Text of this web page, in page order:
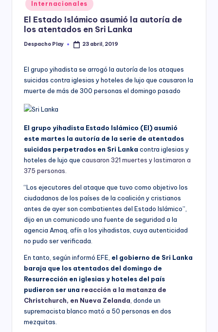
y
in
Internacionales
El Estado Islámico asumió la autoría de
los atentados en Sri Lanka
Posted
Despacho Play 23 abril, 2019
El grupo yihadista se arrogó la autoría de los ataques
suicidas contra iglesias y hoteles de lujo que causaron la
muerte de más de 300 personas el domingo pasado
El grupo yihadista Estado Islámico (EI) asumió
este martes la autoría de la serie de atentados
suicidas perpetrados en Sri Lanka contra iglesias y
hoteles de lujo que causaron 321 muertes y lastimaron a
375 personas.
“Los ejecutores del ataque que tuvo como objetivo los
ciudadanos de los países de la coalición y cristianos
antes de ayer son combatientes del Estado Islámico”,
dijo en un comunicado una fuente de seguridad a la
agencia Amaq, afín a los yihadistas, cuya autenticidad
no pudo ser verificada.
En tanto, según informó EFE, el gobierno de Sri Lanka
baraja que los atentados del domingo de
Resurrección en iglesias y hoteles del país
pudieron ser una reacción a la matanza de
Christchurch, en Nueva Zelanda donde un
supremacista blanco mató a 50 personas en dos
mezquitas.